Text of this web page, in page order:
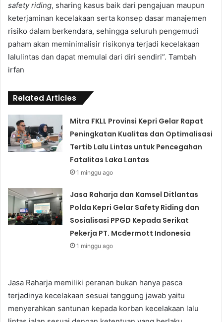
safety riding, sharing kasus baik dari pengajuan maupun
keterjaminan kecelakaan serta konsep dasar manajemen
risiko dalam berkendara, sehingga seluruh pengemudi
paham akan meminimalisir risikonya terjadi kecelakaan
lalulintas dan dapat memulai dari diri sendiri”. Tambah
irfan
Related Articles
Mitra FKLL Provinsi Kepri Gelar Rapat
Peningkatan Kualitas dan Optimalisasi
Tertib Lalu Lintas untuk Pencegahan
Fatalitas Laka Lantas
1 minggu ago
Jasa Raharja dan Kamsel Ditlantas
Polda Kepri Gelar Safety Riding dan
Sosialisasi PPGD Kepada Serikat
Pekerja PT. Mcdermott Indonesia
1 minggu ago
Jasa Raharja memiliki peranan bukan hanya pasca
terjadinya kecelakaan sesuai tanggung jawab yaitu
menyerahkan santunan kepada korban kecelakaan lalu